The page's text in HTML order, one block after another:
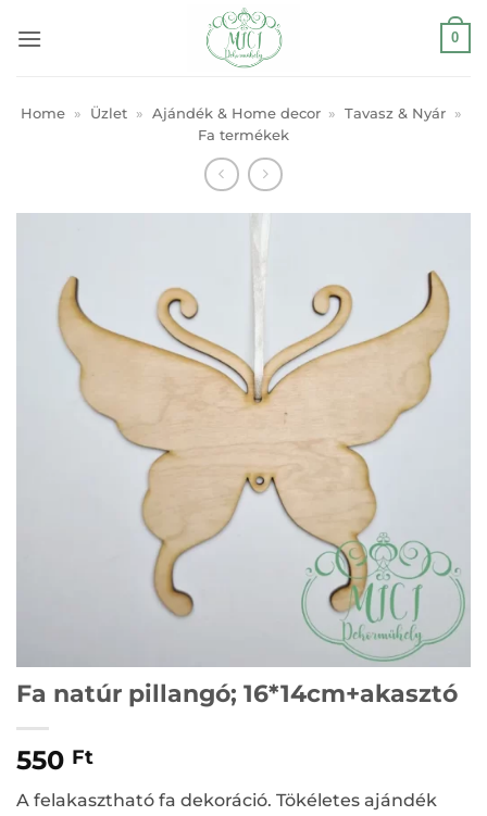
0
Home » Üzlet » Ajándék & Home decor » Tavasz & Nyár »
Fa termékek
Fa natúr pillangó; 16*14cm+akasztó
550 Ft
A felakasztható fa dekoráció. Tökéletes ajándék